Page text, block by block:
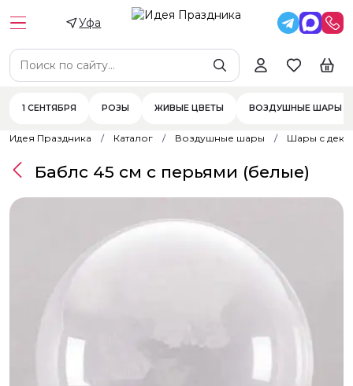
Уфа
1 СЕНТЯБРЯ РОЗЫ ЖИВЫЕ ЦВЕТЫ ВОЗДУШНЫЕ ШАРЫ
Идея Праздника Каталог Воздушные шары Шары с
Баблс 45 см с перьями (белые)